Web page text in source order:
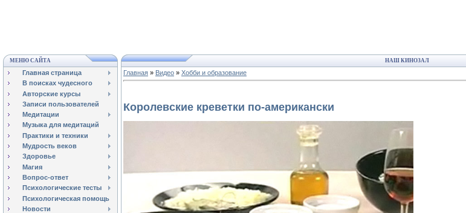
МЕНЮ САЙТА
Главная страница
В поисках чудесного
Авторские курсы
Записи пользователей
Медитации
Музыка для медитаций
Практики и техники
Мудрость веков
Здоровье
Магия
Вопрос-ответ
Психологические тесты
Психологическая помощь
Новости
НАШ КИНОЗАЛ
Главная » Видео » Хобби и образование
Королевские креветки по-американски